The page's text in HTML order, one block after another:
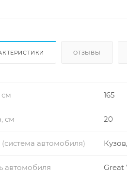
ОТЗЫВЫ
165
см 20
(система автомобиля)
автомобиля
Great